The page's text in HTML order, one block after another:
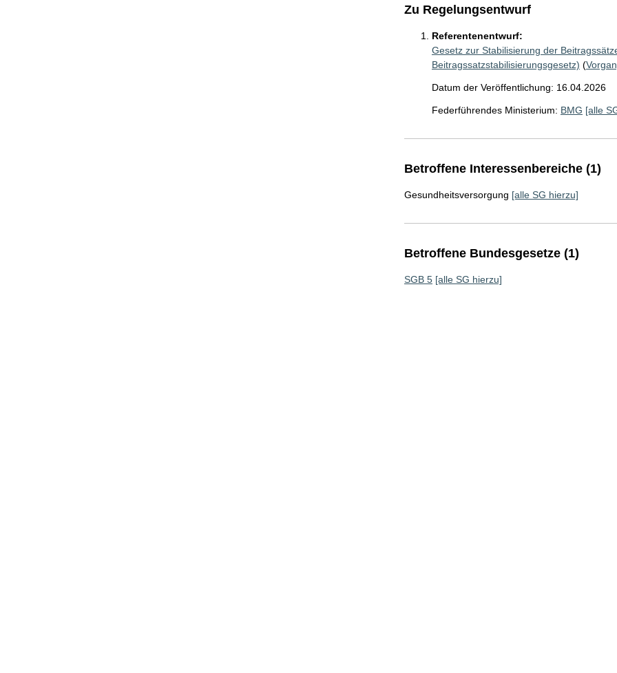
Zu Regelungsentwurf
Referentenentwurf:
Gesetz zur Stabilisierung der
Beitragssatzstabilisierungsgesetz) (
Datum der Veröffentlichung: 16.04.2026
Federführendes Ministerium: BMG [alle
Betroffene Interessenbereiche (1)
Gesundheitsversorgung [alle SG hierzu]
Betroffene Bundesgesetze (1)
SGB 5 [alle SG hierzu]